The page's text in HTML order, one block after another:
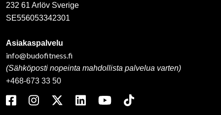
232 61 Arlöv Sverige
SE556053342301
Asiakaspalvelu
info@budofitness.fi
(Sähköposti nopeinta mahdollista palvelua varten)
+468-673 33 50